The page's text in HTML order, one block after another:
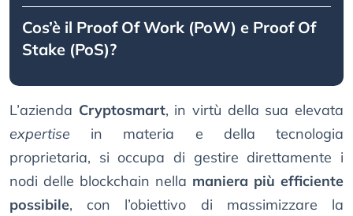
Cos’è il Proof Of Work (PoW) e Proof Of
Stake (PoS)?
L’azienda Cryptosmart, in virtù della sua elevata
expertise in materia e della tecnologia
proprietaria, si occupa di gestire direttamente i
nodi delle blockchain nella maniera più efficiente
possibile, con l’obiettivo di massimizzare la